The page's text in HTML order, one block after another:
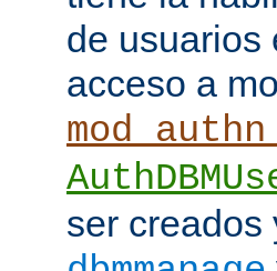
de usuarios
acceso a
ser creados